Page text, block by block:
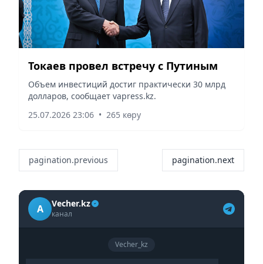
Токаев провел встречу с Путиным
Объем инвестиций достиг практически 30 млрд
долларов, сообщает vapress.kz.
25.07.2026 23:06 • 265 көру
pagination.previous pagination.next
A Vecher.kz
канал
Vecher_kz